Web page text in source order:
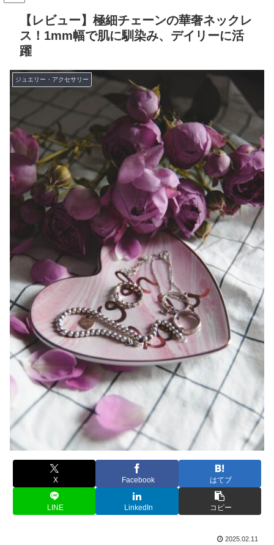
【レビュー】極細チェーンの華奢ネックレ
ス！1mm幅で肌に馴染み、デイリーに活
躍
ジュエリー・アクセサリー
X Facebook はてブ
LINE LinkedIn コピー
2025.02.11